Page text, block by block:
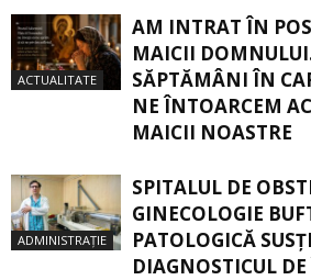
ACTUALITATE
AM INTRAT ÎN
MAICII
SĂPTĂMÂNI ÎN
NE ÎNTOARCEM
MAICII NOASTRE
ADMINISTRAȚIE
SPITALUL DE
GINECOLOGIE
PATOLOGICĂ
DIAGNOSTICUL